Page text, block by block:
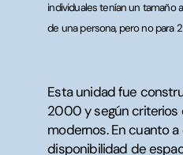
individuales tenían un tamaño
de una persona, pero no para
Esta unidad fue
2000 y según
modernos. En cuanto
disponibilidad de